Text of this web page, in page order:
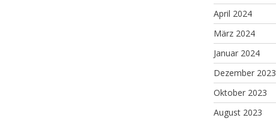
April 2024
März 2024
Januar 2024
Dezember 2023
Oktober 2023
August 2023